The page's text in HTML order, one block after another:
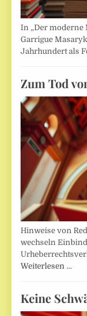
In „Der moderne
Garrigue
Jahrhundert als
Zum Tod
Hinweise von
wechseln
Weiterlesen …
Keine